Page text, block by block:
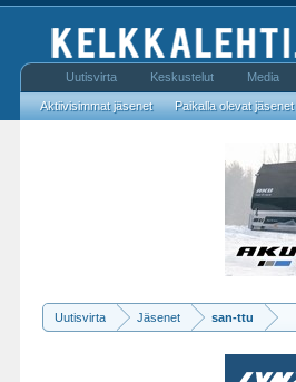
Uutisvirta Jäsenet san-ttu
Uutisvirta Keskustelut Media
Aktiivisimmat jäsenet Paikalla olevat jäsenet